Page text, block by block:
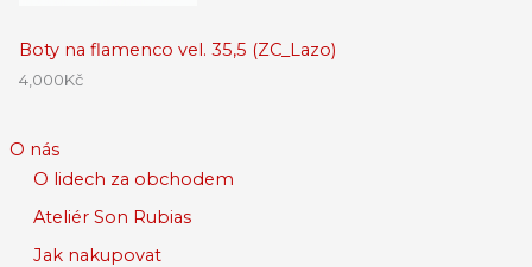
Boty na flamenco vel. 35,5 (ZC_Lazo)
4,000Kč
O nás
O lidech za obchodem
Ateliér Son Rubias
Jak nakupovat